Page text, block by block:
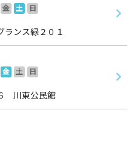
金 土
日
ンス緑２０１
金 土
日
川東公民館